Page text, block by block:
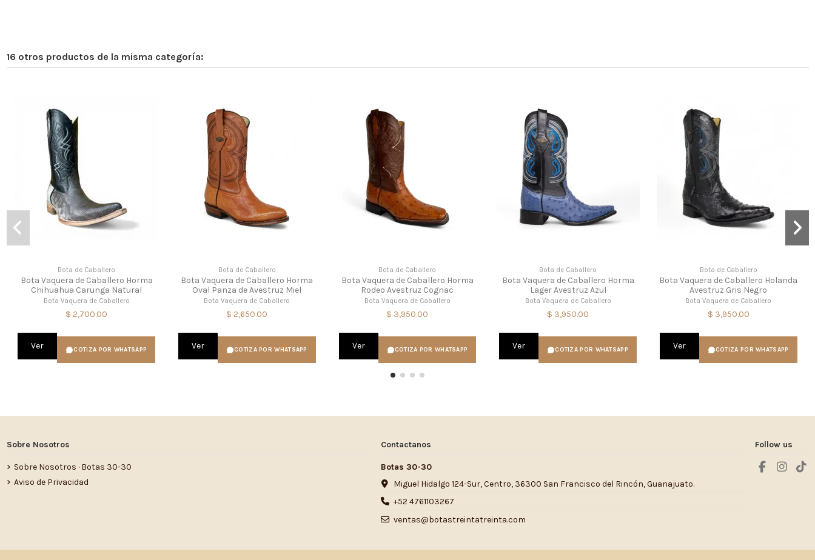
16 otros productos de la misma categoría:
Bota de Caballero
Bota Vaquera de Caballero Horma
Chihuahua Carunga Natural
Bota Vaquera de Caballero
$ 2,700.00
Ver COTIZA POR WHATSAPP
Bota de Caballero
Bota Vaquera de Caballero Horma
Oval Panza de Avestruz Miel
Bota Vaquera de Caballero
$ 2,650.00
Ver COTIZA POR WHATSAPP
Bota de Caballero
Bota Vaquera de Caballero Horma
Rodeo Avestruz Cognac
Bota Vaquera de Caballero
$ 3,950.00
Ver COTIZA POR WHATSAPP
Bota de Caballero
Bota Vaquera de Caballero Horma
Lager Avestruz Azul
Bota Vaquera de Caballero
$ 3,950.00
Ver COTIZA POR WHATSAPP
Bota de Caballero
Bota Vaquera de Caballero Holanda
Avestruz Gris Negro
Bota Vaquera de Caballero
$ 3,950.00
Ver COTIZA POR WHATSAPP
Sobre Nosotros
Sobre Nosotros · Botas 30-30
Aviso de Privacidad
Contactanos
Botas 30-30
Miguel Hidalgo 124-Sur, Centro, 36300 San Francisco del Rincón, Guanajuato.
+52 4761103267
ventas@botastreintatreinta.com
Follow us